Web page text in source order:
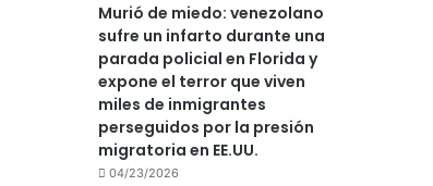
Murió de miedo: venezolano
sufre un infarto durante una
parada policial en Florida y
expone el terror que viven
miles de inmigrantes
perseguidos por la presión
migratoria en EE.UU.
04/23/2026